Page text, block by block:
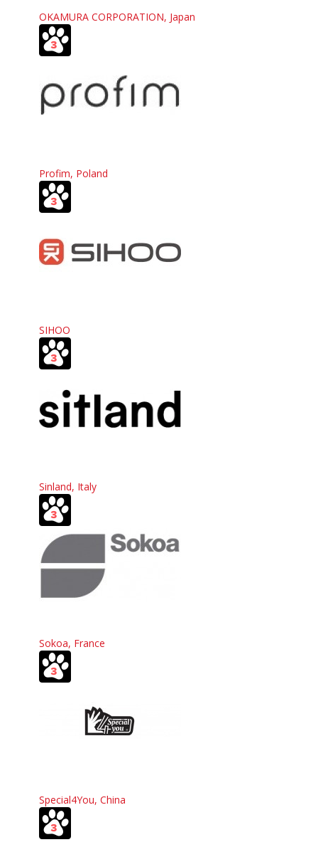
OKAMURA CORPORATION, Japan
Profim, Poland
SIHOO
Sinland, Italy
Sokoa, France
Special4You, China